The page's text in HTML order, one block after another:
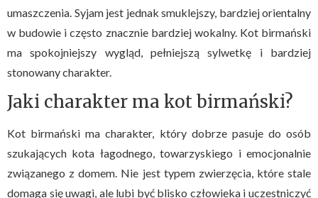
umaszczenia. Syjam jest jednak smuklejszy, bardziej orientalny
w budowie i często znacznie bardziej wokalny. Kot birmański
ma spokojniejszy wygląd, pełniejszą sylwetkę i bardziej
stonowany charakter.
Jaki charakter ma kot birmański?
Kot birmański ma charakter, który dobrze pasuje do osób
szukających kota łagodnego, towarzyskiego i emocjonalnie
związanego z domem. Nie jest typem zwierzęcia, które stale
domaga się uwagi, ale lubi być blisko człowieka i uczestniczyć